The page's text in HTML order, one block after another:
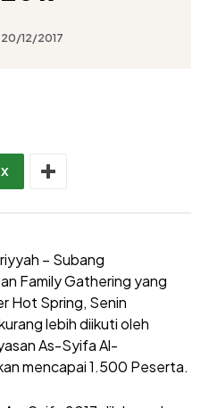
20/12/2017
X
– Subang
Family Gathering yang
Hot Spring, Senin
lebih diikuti oleh
As-Syifa Al-
mencapai 1.500 Peserta.